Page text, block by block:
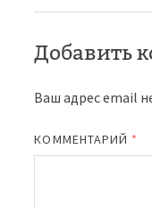
Добавить
Ваш адрес email
КОММЕНТАРИЙ *